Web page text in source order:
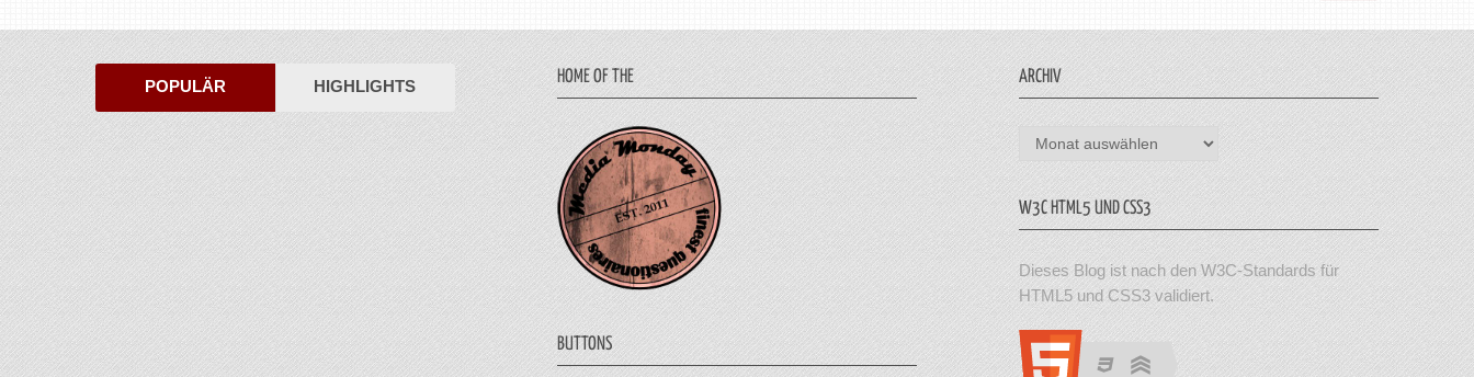
POPULÄR HIGHLIGHTS HOME OF THE
BUTTONS
ARCHIV
Archiv
W3C HTML5 UND CSS3
Dieses Blog ist nach den W3C-Standards für
HTML5 und CSS3 validiert.